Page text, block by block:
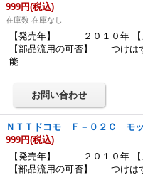
999円(税込)
在庫数 在庫なし
【発売年】 ２０１０年 【
【部品流用の可否】 つけは
能
ＮＴＴドコモ Ｆ－０２Ｃ モ
999円(税込)
【発売年】 ２０１０年 【
【部品流用の可否】 つけは